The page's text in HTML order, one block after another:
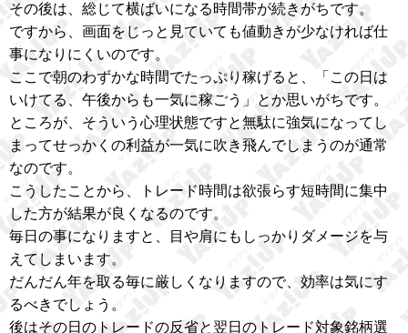
その後は、総じて横ばいになる時間帯が続きがちです。
ですから、画面をじっと見ていても値動きが少なければ仕
事になりにくいのです。
ここで朝のわずかな時間でたっぷり稼げると、「この日は
いけてる、午後からも一気に稼ごう」とか思いがちです。
ところが、そういう心理状態ですと無駄に強気になってし
まってせっかくの利益が一気に吹き飛んでしまうのが通常
なのです。
こうしたことから、トレード時間は欲張らす短時間に集中
した方が結果が良くなるのです。
毎日の事になりますと、目や肩にもしっかりダメージを与
えてしまいます。
だんだん年を取る毎に厳しくなりますので、効率は気にす
るべきでしょう。
後はその日のトレードの反省と翌日のトレード対象銘柄選